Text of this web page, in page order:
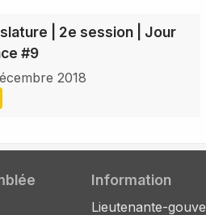
| 2e session | Jour
#9
2018
Information
Lieutenante-